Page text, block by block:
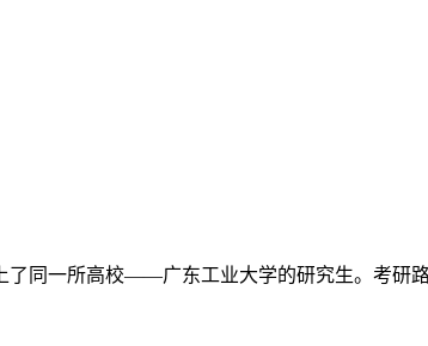
同一所高校——广东工业大学的研究生。考研